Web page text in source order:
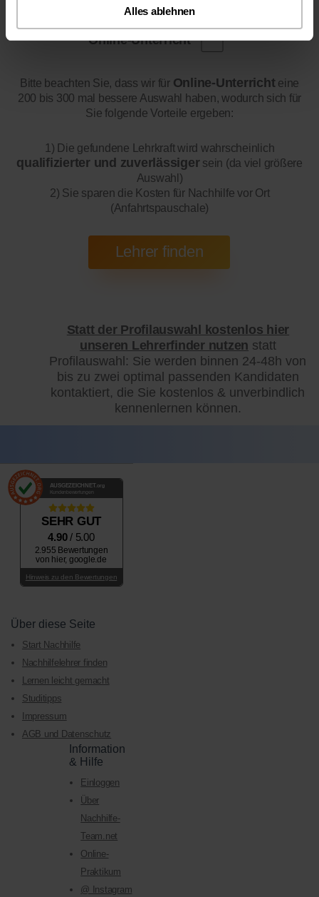
Alles ablehnen
Online-Unterricht
Bitte beachten Sie, dass wir für Online-Unterrichteine
200 bis 300 mal bessere Auswahl haben, wodurch sich für
Sie folgende Vorteile ergeben:
1) Die gefundene Lehrkraft wird wahrscheinlich
qualifizierter und zuverlässigersein (da viel größere
Auswahl)
2) Sie sparen die Kosten für Nachhilfe vor Ort
(Anfahrtspauschale)
Statt der Profilauswahl kostenlos hier
unseren Lehrerfinder nutzen statt
Profilauswahl: Sie werden binnen 24-48h von
bis zu zwei optimal passenden Kandidaten
kontaktiert, die Sie kostenlos & unverbindlich
kennenlernen können.
AUSGEZEICHNET .org
Kundenbewertungen
SEHR GUT
4.90/ 5.00
2.955 Bewertungen
von hier, google.de
Hinweis zu den Bewertungen
Über diese Seite
Start Nachhilfe
Nachhilfelehrer finden
Lernen leicht gemacht
Studitipps
Impressum
AGB und Datenschutz
Information
& Hilfe
Einloggen
Über
Nachhilfe-
Team.net
Online-
Praktikum
@ Instagram